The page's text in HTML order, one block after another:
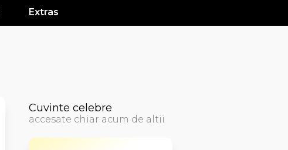
Extras
Cuvinte celebre
accesate chiar acum de altii